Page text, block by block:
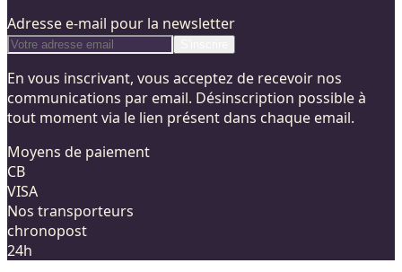
Adresse e-mail pour la newsletter
En vous inscrivant, vous acceptez de recevoir nos
communications par email. Désinscription possible à
tout moment via le lien présent dans chaque email.
Moyens de paiement
CB
VISA
Nos transporteurs
chronopost
24h